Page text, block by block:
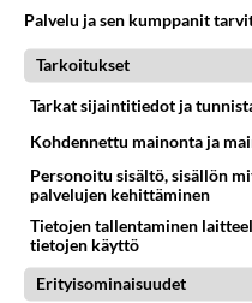
Martinan bisneksillä ei
05.08.2026 07:23
06.08.2026 09:02
Palvelu ja sen kumppanit
Tarkoitukset
Tarkat sijaintitiedot ja
Kohdennettu mainonta ja
Personoitu sisältö, sisällön
palvelujen kehittäminen
Tietojen tallentaminen
tietojen käyttö
Erityisominaisuudet